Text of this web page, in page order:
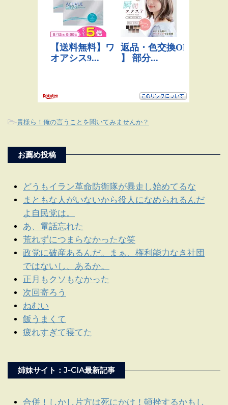
-貴様ら！俺の言うことを聞いてみませんか？
お薦め投稿
どうもイラン革命防衛隊が暴走し始めてるな
まともな人がいないから役人になめられるんだ
よ自民党は。
あ、電話忘れた
荒れずにつまらなかったな笑
政党に破産あるんだ。まぁ、権利能力なき社団
ではないし、あるか。
正月もクソもなかった
次回寄ろう
ねむい
飯うまくて
疲れすぎて寝てた
姉妹サイト：J-CIA最新記事
合併！しかし片方は死にかけ！頓挫するかもし